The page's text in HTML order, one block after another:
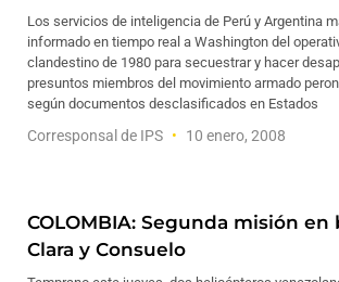
Los servicios de inteligencia de Perú y Argentina
informado en tiempo real a Washington del
clandestino de 1980 para secuestrar y hacer
presuntos miembros del movimiento armado
según documentos desclasificados en Estados
Corresponsal de IPS 10 enero, 2008
COLOMBIA: Segunda misión en
Clara y Consuelo